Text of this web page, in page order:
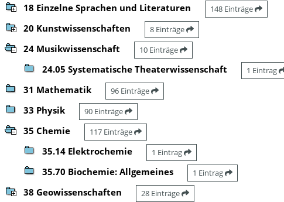
18 Einzelne Sprachen und Literaturen 148 Einträge
20 Kunstwissenschaften 8 Einträge
24 Musikwissenschaft 10 Einträge
24.05 Systematische Theaterwissenschaft 1 Eintrag
31 Mathematik 96 Einträge
33 Physik 90 Einträge
35 Chemie 117 Einträge
35.14 Elektrochemie 1 Eintrag
35.70 Biochemie: Allgemeines 1 Eintrag
38 Geowissenschaften 28 Einträge